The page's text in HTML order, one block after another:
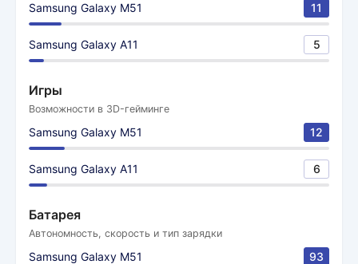
Samsung Galaxy M51 11
Samsung Galaxy A11 5
Игры
Возможности в 3D-гейминге
Samsung Galaxy M51 12
Samsung Galaxy A11 6
Батарея
Автономность, скорость и тип зарядки
Samsung Galaxy M51 93